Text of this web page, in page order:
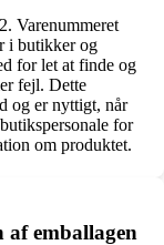
Varenummeret
i butikker og
for let at finde og
fejl. Dette
og er nyttigt, når
for
om produktet.
af emballagen